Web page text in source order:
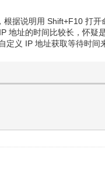
据说明用 Shift+F10 打
地址的时间比较长，怀
义 IP 地址获取等待时间